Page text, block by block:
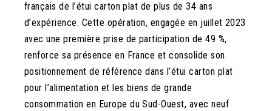
français de l’étui carton plat de plus de 34 ans
d’expérience. Cette opération, engagée en juillet 2023
avec une première prise de participation de 49 %,
renforce sa présence en France et consolide son
positionnement de référence dans l’étui carton plat
pour l’alimentation et les biens de grande
consommation en Europe du Sud-Ouest, avec neuf